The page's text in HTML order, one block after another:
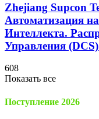
Zhejiang Supcon
Автоматизация
Интеллекта.
Управления
608
Показать все
Поступление 2026